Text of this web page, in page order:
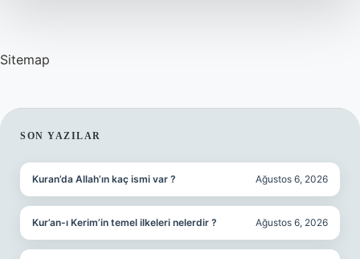
Sitemap
SIDEBAR
SON YAZILAR
Kuran’da Allah’ın kaç ismi var ? Ağustos 6, 2026
Kur’an-ı Kerim’in temel ilkeleri nelerdir ? Ağustos 6, 2026